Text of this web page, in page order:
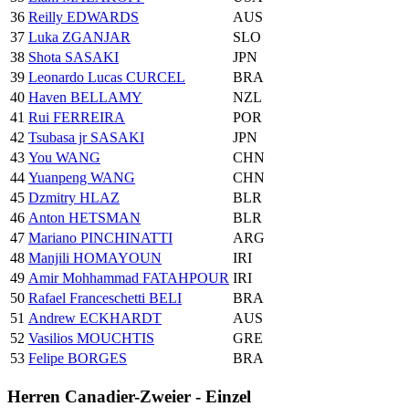
36 Reilly EDWARDS
AUS
37 Luka ZGANJAR
SLO
38 Shota SASAKI
JPN
39 Leonardo Lucas CURCEL
BRA
40 Haven BELLAMY
NZL
41 Rui FERREIRA
POR
42 Tsubasa jr SASAKI
JPN
43 You WANG
CHN
44 Yuanpeng WANG
CHN
45 Dzmitry HLAZ
BLR
46 Anton HETSMAN
BLR
47 Mariano PINCHINATTI
ARG
48 Manjili HOMAYOUN
IRI
49 Amir Mohhammad FATAHPOUR IRI
50 Rafael Franceschetti BELI
BRA
51 Andrew ECKHARDT
AUS
52 Vasilios MOUCHTIS
GRE
53 Felipe BORGES BRA
Herren Canadier-Zweier - Einzel